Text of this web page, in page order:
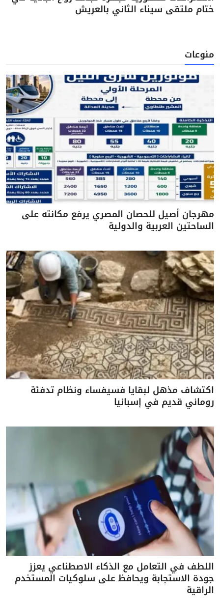
ختام ملتقى سيناء الثاني بالعريش
منوعات
مهرجان أصيل للحصان المصري يرفع مكانته على
الساحتين العربية والدولية
اكتشاف مذهل لبقايا فسيفساء ونظام تدفئة
روماني قديم في إسبانيا
اللطف في التعامل مع الذكاء الاصطناعي يعزز
جودة الاستجابة ويحافظ على سلوكيات المستخدم
الراقية